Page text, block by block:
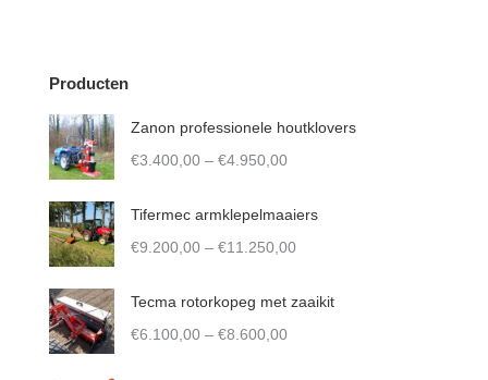
Producten
Zanon professionele houtklovers
€3.400,00 – €4.950,00Price
€3.400,00
through
Tifermec armklepelmaaiers
€9.200,00 – €11.250,00Price
€9.200,00
Tecma rotorkopeg met zaaikit
€6.100,00 – €8.600,00Price